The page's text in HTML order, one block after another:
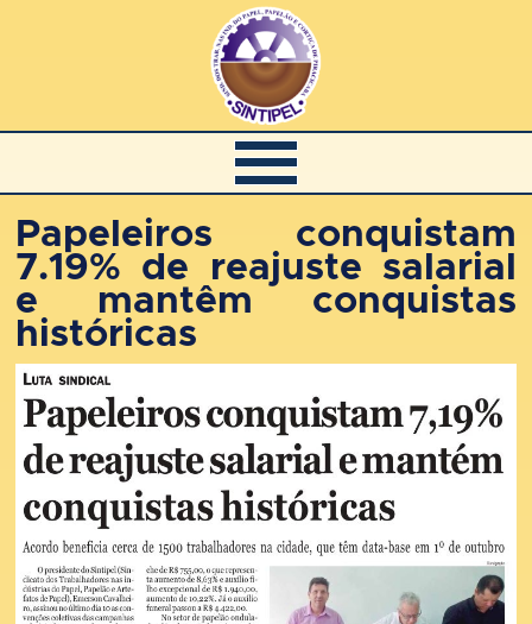
Papeleiros conquistam
7.19% de reajuste salarial
e mantêm conquistas
históricas